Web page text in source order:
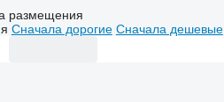
размещения
Сначала дорогие Сначала дешевые